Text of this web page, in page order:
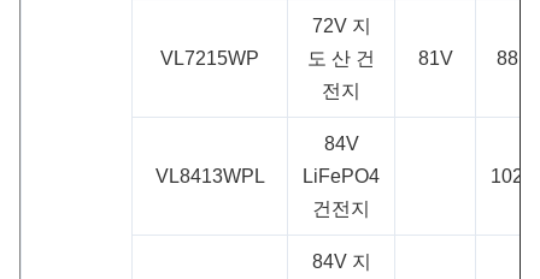
VL7215WP
72V 지
도 산 건
전지
81V
VL8413WPL
84V
LiFePO4
건전지
84V 지